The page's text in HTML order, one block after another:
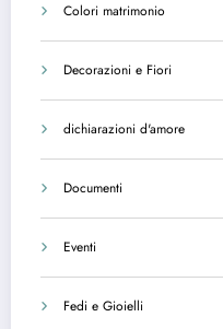
Colori matrimonio
Decorazioni e Fiori
dichiarazioni d'amore
Documenti
Eventi
Fedi e Gioielli